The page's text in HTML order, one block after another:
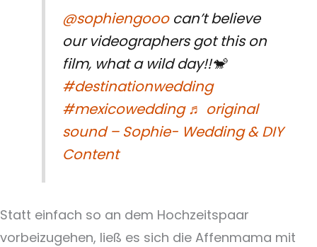
@sophiengooocan’t believe
our videographers got this on
film, what a wild day!!🐒
#destinationwedding
#mexicowedding ♬ original
sound – Sophie- Wedding & DIY
Content
Statt einfach so an dem Hochzeitspaar
vorbeizugehen, ließ es sich die Affenmama mit